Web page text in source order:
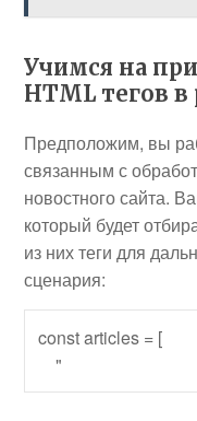
Учимся на
HTML тегов в
Предположим, вы
связанным с
новостного сайта.
который будет
из них теги для
сценария:
const articles = [
    "